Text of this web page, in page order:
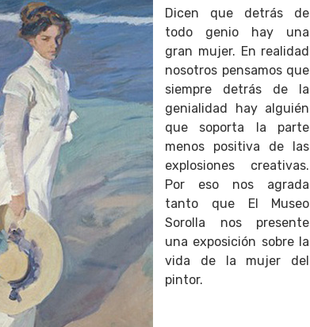
Dicen que detrás de
todo genio hay una
gran mujer. En realidad
nosotros pensamos que
siempre detrás de la
genialidad hay alguién
que soporta la parte
menos positiva de las
explosiones creativas.
Por eso nos agrada
tanto que El Museo
Sorolla nos presente
una exposición sobre la
vida de la mujer del
pintor.